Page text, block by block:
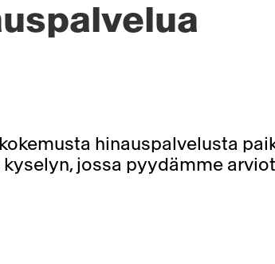
hinauspalvelusta
jossa pyydämme